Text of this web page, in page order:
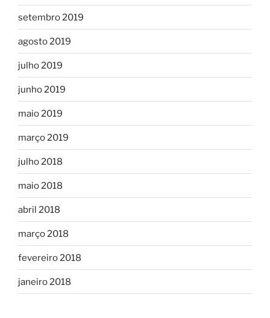
setembro 2019
agosto 2019
julho 2019
junho 2019
maio 2019
março 2019
julho 2018
maio 2018
abril 2018
março 2018
fevereiro 2018
janeiro 2018